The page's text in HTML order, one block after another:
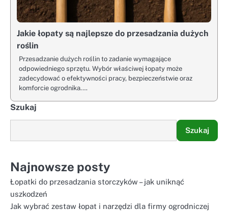
Jakie łopaty są najlepsze do przesadzania dużych
roślin
Przesadzanie dużych roślin to zadanie wymagające
odpowiedniego sprzętu. Wybór właściwej łopaty może
zadecydować o efektywności pracy, bezpieczeństwie oraz
komforcie ogrodnika.…
Szukaj
Szukaj
Najnowsze posty
Łopatki do przesadzania storczyków – jak uniknąć
uszkodzeń
Jak wybrać zestaw łopat i narzędzi dla firmy ogrodniczej